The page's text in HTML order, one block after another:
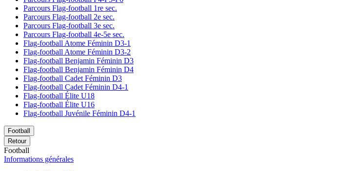
Parcours Flag-football 1re sec.
Parcours Flag-football 2e sec.
Parcours Flag-football 3e sec.
Parcours Flag-football 4e-5e sec.
Flag-football Atome Féminin D3-1
Flag-football Atome Féminin D3-2
Flag-football Benjamin Féminin D3
Flag-football Benjamin Féminin D4
Flag-football Cadet Féminin D3
Flag-football Cadet Féminin D4-1
Flag-football Élite U18
Flag-football Élite U16
Flag-football Juvénile Féminin D4-1
Football
Retour
Football
Informations générales